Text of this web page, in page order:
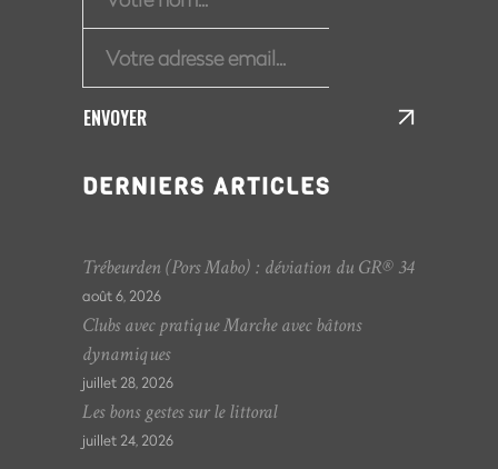
ENVOYER
DERNIERS ARTICLES
Trébeurden (Pors Mabo) : déviation du GR® 34
août 6, 2026
Clubs avec pratique Marche avec bâtons
dynamiques
juillet 28, 2026
Les bons gestes sur le littoral
juillet 24, 2026